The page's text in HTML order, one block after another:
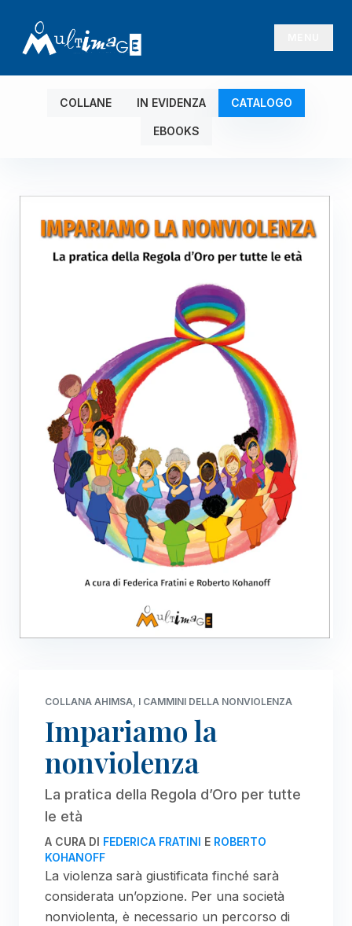
COLLANE IN EVIDENZA CATALOGO
EBOOKS
COLLANA AHIMSA, I CAMMINI DELLA NONVIOLENZA
Impariamo la
nonviolenza
La pratica della Regola d’Oro per tutte
le età
A CURA DI FEDERICA FRATINI E ROBERTO
KOHANOFF
La violenza sarà giustificata finché sarà
considerata un’opzione. Per una società
nonviolenta, è necessario un percorso di